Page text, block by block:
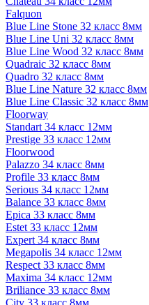
Falquon
Blue Line Stone 32 класс 8мм
Blue Line Uni 32 класс 8мм
Blue Line Wood 32 класс 8мм
Quadraic 32 класс 8мм
Quadro 32 класс 8мм
Blue Line Nature 32 класс 8мм
Blue Line Classic 32 класс 8мм
Floorway
Standart 34 класс 12мм
Prestige 33 класс 12мм
Floorwood
Palazzo 34 класс 8мм
Profile 33 класс 8мм
Serious 34 класс 12мм
Balance 33 класс 8мм
Epica 33 класс 8мм
Estet 33 класс 12мм
Expert 34 класс 8мм
Megapolis 34 класс 12мм
Respect 33 класс 8мм
Maxima 34 класс 12мм
Briliance 33 класс 8мм
City 33 класс 8мм